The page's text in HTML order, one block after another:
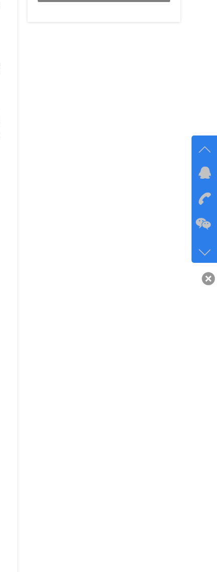
在线
咨询
客服